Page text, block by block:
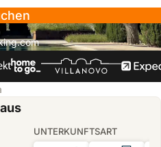
UNTERKUNFTSART